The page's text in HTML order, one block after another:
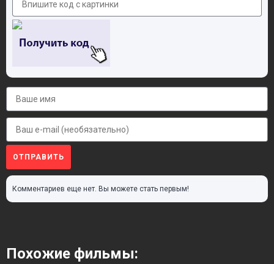
ОТПРАВИТЬ
Комментариев еще нет. Вы можете стать первым!
Похожие фильмы: